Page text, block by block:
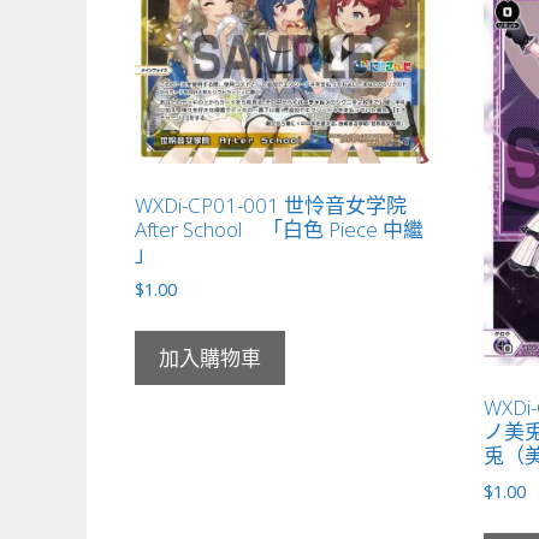
WXDi-CP01-001 世怜音女学院
After School 「白色 Piece 中繼
」
$1.00
加入購物車
ノ美
兎（
$1.00